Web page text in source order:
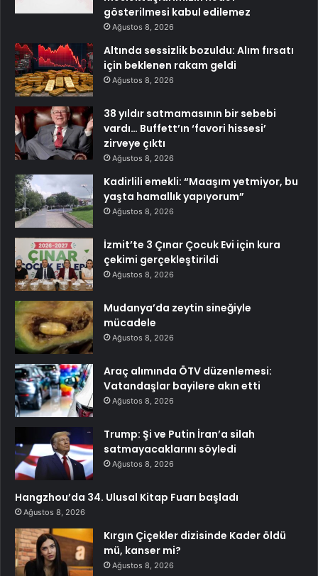
gösterilmesi kabul edilemez
Ağustos 8, 2026
Altında sessizlik bozuldu: Alım fırsatı
için beklenen rakam geldi
Ağustos 8, 2026
38 yıldır satmamasının bir sebebi
vardı… Buffett’ın ‘favori hissesi’
zirveye çıktı
Ağustos 8, 2026
Kadirlili emekli: “Maaşım yetmiyor, bu
yaşta hamallık yapıyorum”
Ağustos 8, 2026
İzmit’te 3 Çınar Çocuk Evi için kura
çekimi gerçekleştirildi
Ağustos 8, 2026
Mudanya’da zeytin sineğiyle
mücadele
Ağustos 8, 2026
Araç alımında ÖTV düzenlemesi:
Vatandaşlar bayilere akın etti
Ağustos 8, 2026
Trump: Şi ve Putin İran’a silah
satmayacaklarını söyledi
Ağustos 8, 2026
Hangzhou’da 34. Ulusal Kitap Fuarı başladı
Ağustos 8, 2026
Kırgın Çiçekler dizisinde Kader öldü
mü, kanser mi?
Ağustos 8, 2026